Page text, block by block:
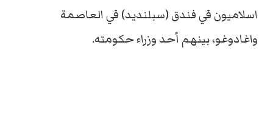
اسلاميون في فندق (سبلنديد) في العاصمة
واغادوغو، بينهم أحد وزراء حكومته.